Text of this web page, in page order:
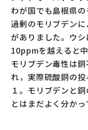
わが国でも島根県
過剰のモリブデンに
がありました。ウ
10ppmを越えると
モリブデン毒性は
れ，実際硫酸銅の
１。モリブデンと
とはまだよく分かっ